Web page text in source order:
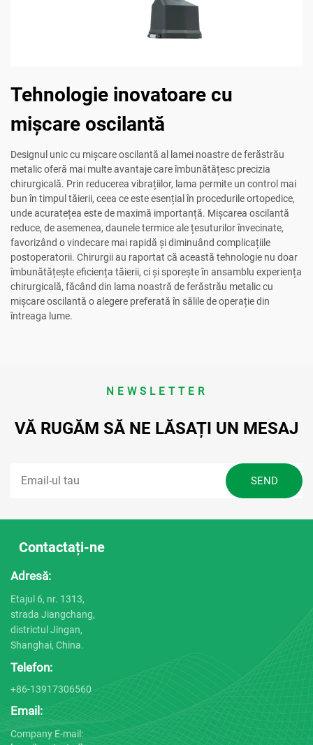
Tehnologie inovatoare cu
mișcare oscilantă
Designul unic cu mișcare oscilantă al lamei noastre de ferăstrău
metalic oferă mai multe avantaje care îmbunătățesc precizia
chirurgicală. Prin reducerea vibrațiilor, lama permite un control mai
bun în timpul tăierii, ceea ce este esențial în procedurile ortopedice,
unde acuratețea este de maximă importanță. Mișcarea oscilantă
reduce, de asemenea, daunele termice ale țesuturilor învecinate,
favorizând o vindecare mai rapidă și diminuând complicațiile
postoperatorii. Chirurgii au raportat că această tehnologie nu doar
îmbunătățește eficiența tăierii, ci și sporește în ansamblu experiența
chirurgicală, făcând din lama noastră de ferăstrău metalic cu
mișcare oscilantă o alegere preferată în sălile de operație din
întreaga lume.
NEWSLETTER
VĂ RUGĂM SĂ NE LĂSAȚI UN MESAJ
Contactați-ne
Adresă:
Etajul 6, nr. 1313,
strada Jiangchang,
districtul Jingan,
Shanghai, China.
Telefon:
+86-13917306560
Email:
Company E-mail: